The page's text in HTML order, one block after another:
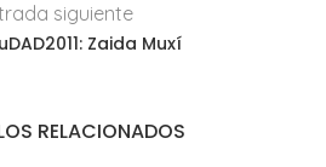
siguiente
Zaida Muxí
RELACIONADOS